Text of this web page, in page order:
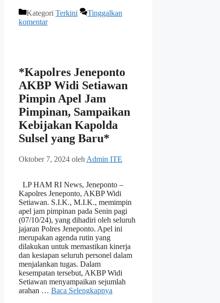
Kategori Terkini
Tinggalkan
komentar
*Kapolres Jeneponto
AKBP Widi Setiawan
Pimpin Apel Jam
Pimpinan, Sampaikan
Kebijakan Kapolda
Sulsel yang Baru*
Oktober 7, 2024 oleh Admin ITE
LP HAM RI News, Jeneponto –
Kapolres Jeneponto, AKBP Widi
Setiawan. S.I.K., M.I.K., memimpin
apel jam pimpinan pada Senin pagi
(07/10/24), yang dihadiri oleh seluruh
jajaran Polres Jeneponto. Apel ini
merupakan agenda rutin yang
dilakukan untuk memastikan kinerja
dan kesiapan seluruh personel dalam
menjalankan tugas. Dalam
kesempatan tersebut, AKBP Widi
Setiawan menyampaikan sejumlah
arahan … Baca Selengkapnya